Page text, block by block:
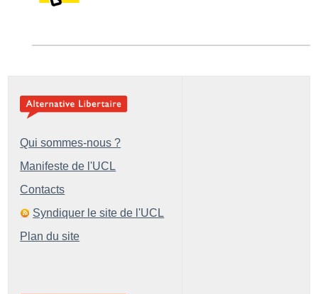
Qui sommes-nous ?
Manifeste de l'UCL
Contacts
Syndiquer le site de l'UCL
Plan du site